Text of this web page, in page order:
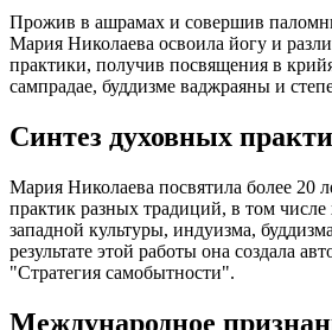
Прожив в ашрамах и совершив
Мария Николаева освоила йогу и
практики, получив посвящения в
сампрадае, буддизме ваджраяны и
Синтез духовных
Мария Николаева посвятила более 20
практик разных традиций, в том числе
западной культуры, индуизма,
результате этой работы она создала
"Стратегия самобытности".
Международное